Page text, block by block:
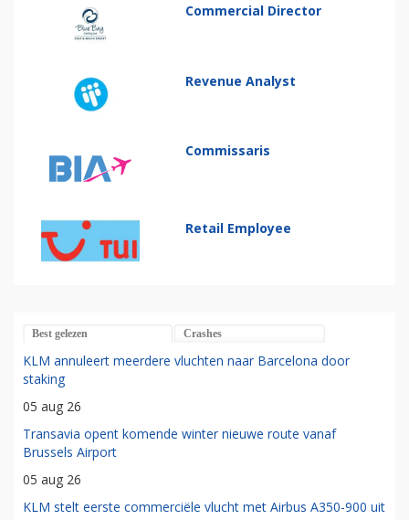
Commercial Director
Revenue Analyst
Commissaris
Retail Employee
Best gelezen Crashes
KLM annuleert meerdere vluchten naar Barcelona door
staking
05 aug 26
Transavia opent komende winter nieuwe route vanaf
Brussels Airport
05 aug 26
KLM stelt eerste commerciële vlucht met Airbus A350-900 uit